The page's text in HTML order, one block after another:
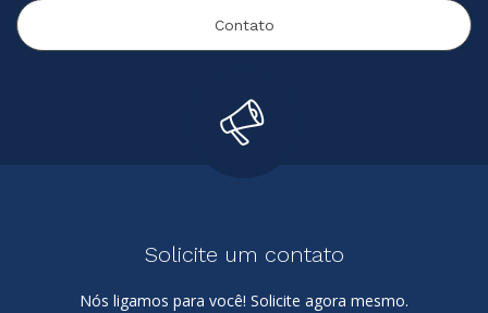
Contato
Solicite um contato
Nós ligamos para você! Solicite agora mesmo.